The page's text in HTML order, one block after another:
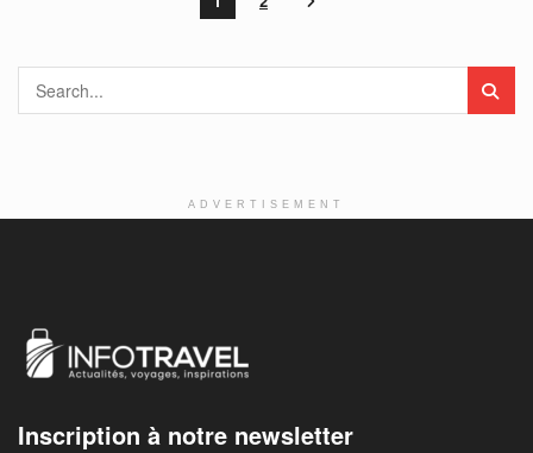
ADVERTISEMENT
Inscription à notre newsletter